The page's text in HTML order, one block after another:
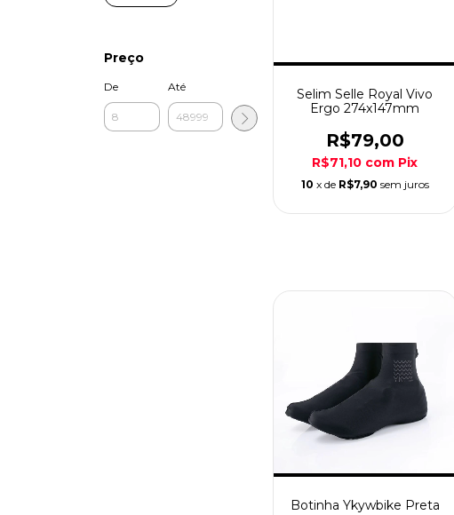
Preço
De Até
Selim Selle Royal Vivo
Ergo 274x147mm
R$79,00
R$71,10 com Pix
10 x de R$7,90 sem juros
Botinha Ykywbike Preta